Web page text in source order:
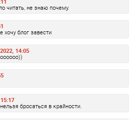
читать, не знаю почему.
хочу блог завести
14:05
бросаться в крайности.